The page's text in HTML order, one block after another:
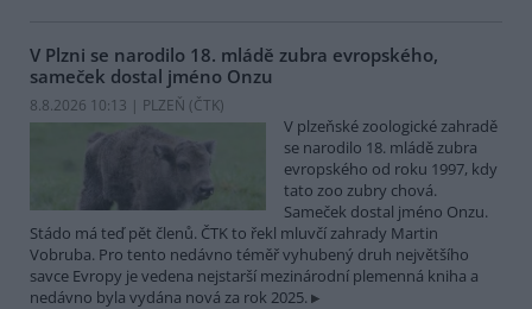
V Plzni se narodilo 18. mládě zubra evropského,
sameček dostal jméno Onzu
8.8.2026 10:13 | PLZEŇ (ČTK)
V plzeňské zoologické zahradě
se narodilo 18. mládě zubra
evropského od roku 1997, kdy
tato zoo zubry chová.
Sameček dostal jméno Onzu.
Stádo má teď pět členů. ČTK to řekl mluvčí zahrady Martin
Vobruba. Pro tento nedávno téměř vyhubený druh největšího
savce Evropy je vedena nejstarší mezinárodní plemenná kniha a
nedávno byla vydána nová za rok 2025.